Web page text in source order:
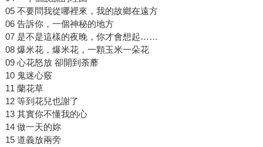
05 不要問我從哪裡來，我的故鄉在遠方
06 告訴你，一個神秘的地方
07 是不是這樣的夜晚，你才會想起……
08 爆米花，爆米花，一顆玉米一朵花
09 心花怒放 卻開到荼蘼
10 鬼迷心竅
11 蘭花草
12 等到花兒也謝了
13 其實你不懂我的心
14 做一天的妳
15 道義放兩旁